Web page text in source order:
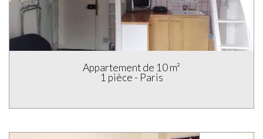
Studio de 15 m²
1 pièce - Paris